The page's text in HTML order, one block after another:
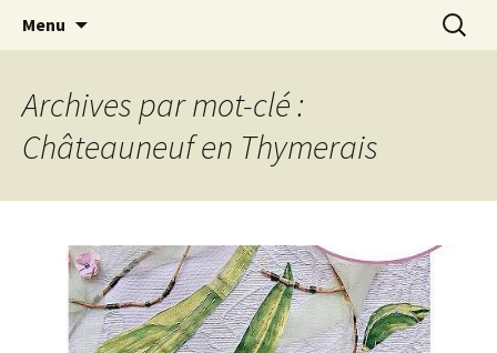
filsetcrayons
Le blog de Sophie A
Menu
Archives par mot-clé :
Châteauneuf en Thymerais